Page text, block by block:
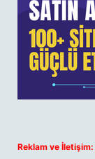
Reklam ve İletişim: